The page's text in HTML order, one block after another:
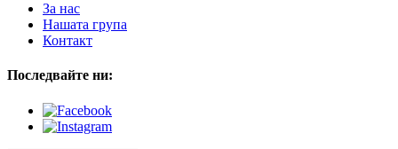
За нас
Нашата група
Контакт
Последвайте ни: